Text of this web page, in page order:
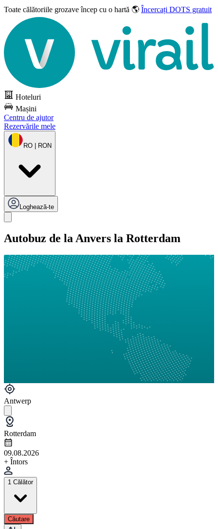
Toate călătoriile grozaveîncep cu o hartă 🌎 Încercați DOTS gratuit
Hoteluri
Mașini
Centru de ajutor
Rezervările mele
RO | RON
Loghează-te
Autobuz de la Anvers la Rotterdam
Antwerp
Rotterdam
09.08.2026
+ Întors
1 Călător
Căutare